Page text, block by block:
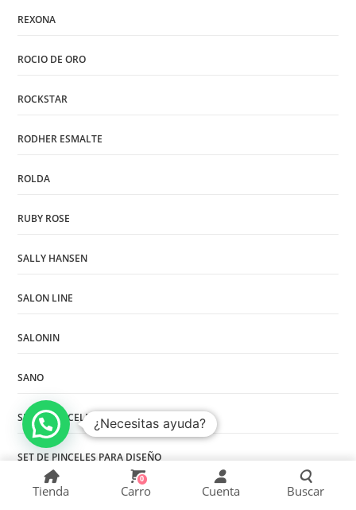
REXONA
ROCIO DE ORO
ROCKSTAR
RODHER ESMALTE
ROLDA
RUBY ROSE
SALLY HANSEN
SALON LINE
SALONIN
SANO
SET DE PINCELES PARA ACRÍLICO
SET DE PINCELES PARA DISEÑO
SILETI
Tienda
0
Carro Cuenta Buscar
¿Necesitas ayuda?